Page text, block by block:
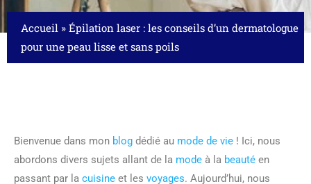
Accueil » Épilation laser : les conseils d’un dermatologue
pour une peau lisse et sans poils
Bienvenue dans mon blog dédié au mode de vie ! Ici, nous
abordons divers sujets allant de la mode à la beauté en
passant par la cuisine et les voyages. Aujourd’hui, nous